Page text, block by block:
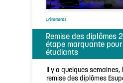
Évènements
Remise des diplômes
étape marquante
étudiants
Il y a quelques semaines,
remise des diplômes